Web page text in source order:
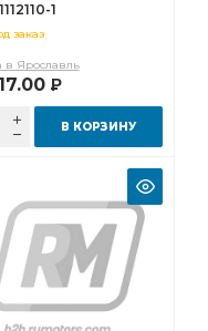
1
заказ
в Ярославль
Р
В КОРЗИНУ